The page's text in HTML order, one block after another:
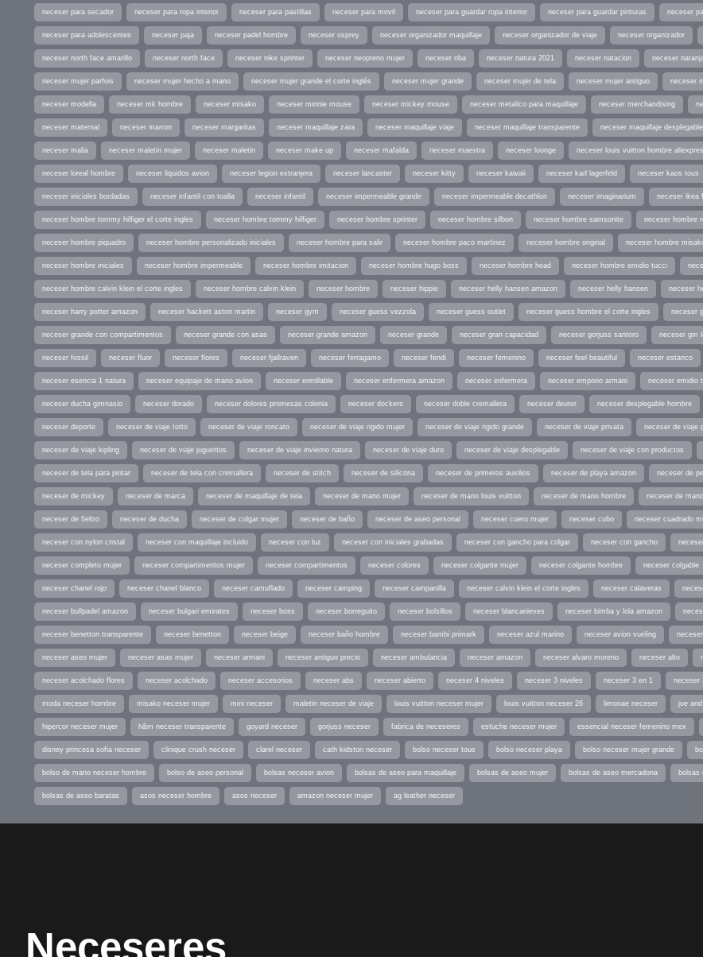
neceser para secador neceser para ropa interior neceser para pastillas neceser para movil neceser para guardar ropa interior neceser para guardar pinturas neceser
neceser para adolescentes neceser paja neceser padel hombre neceser osprey neceser organizador maquillaje neceser organizador de viaje neceser organizador
neceser north face amarillo neceser north face neceser nike sprinter neceser neopreno mujer neceser nba neceser natura 2021 neceser natacion neceser
neceser mujer parfois neceser mujer hecho a mano neceser mujer grande el corte inglés neceser mujer grande neceser mujer de tela neceser mujer antiguo neceser
neceser modella neceser mk hombre neceser misako neceser minnie mouse neceser mickey mouse neceser metalico para maquillaje neceser merchandising
neceser maternal neceser marron neceser margaritas neceser maquillaje zara neceser maquillaje viaje neceser maquillaje transparente neceser maquillaje desplegable
neceser malia neceser maletin mujer neceser maletin neceser make up neceser mafalda neceser maestra neceser lounge neceser louis vuitton hombre
neceser loreal hombre neceser liquidos avion neceser legion extranjera neceser lancaster neceser kitty neceser kawaii neceser karl lagerfeld neceser kaos tous
neceser iniciales bordadas neceser infantil con toalla neceser infantil neceser impermeable grande neceser impermeable decathlon neceser imaginarium neceser ikea
neceser hombre tommy hilfiger el corte ingles neceser hombre tommy hilfiger neceser hombre sprinter neceser hombre silbon neceser hombre samsonite neceser hombre
neceser hombre piquadro neceser hombre personalizado iniciales neceser hombre para salir neceser hombre paco martinez neceser hombre original neceser hombre
neceser hombre iniciales neceser hombre impermeable neceser hombre imitacion neceser hombre hugo boss neceser hombre head neceser hombre emidio tucci
neceser hombre calvin klein el corte ingles neceser hombre calvin klein neceser hombre neceser hippie neceser helly hansen amazon neceser helly hansen neceser
neceser harry potter amazon neceser hackett aston martin neceser gym neceser guess vezzola neceser guess outlet neceser guess hombre el corte ingles neceser
neceser grande con compartimentos neceser grande con asas neceser grande amazon neceser grande neceser gran capacidad neceser gorjuss santoro neceser gm
neceser fossil neceser fluor neceser flores neceser fjallraven neceser ferragamo neceser fendi neceser femenino neceser feel beautiful neceser estanco
neceser esencia 1 natura neceser equipaje de mano avion neceser enrollable neceser enfermera amazon neceser enfermera neceser emporio armani neceser emidio
neceser ducha gimnasio neceser dorado neceser dolores promesas colonia neceser dockers neceser doble cremallera neceser deuter neceser desplegable hombre
neceser deporte neceser de viaje totto neceser de viaje roncato neceser de viaje rigido mujer neceser de viaje rigido grande neceser de viaje privata neceser de viaje
neceser de viaje kipling neceser de viaje juguettos neceser de viaje invierno natura neceser de viaje duro neceser de viaje desplegable neceser de viaje con productos
neceser de tela para pintar neceser de tela con cremallera neceser de stitch neceser de silicona neceser de primeros auxilios neceser de playa amazon neceser de
neceser de mickey neceser de marca neceser de maquillaje de tela neceser de mano mujer neceser de mano louis vuitton neceser de mano hombre neceser de mano
neceser de fieltro neceser de ducha neceser de colgar mujer neceser de baño neceser de aseo personal neceser cuero mujer neceser cubo neceser cuadrado
neceser con nylon cristal neceser con maquillaje incluido neceser con luz neceser con iniciales grabadas neceser con gancho para colgar neceser con gancho
neceser completo mujer neceser compartimentos mujer neceser compartimentos neceser colores neceser colgante mujer neceser colgante hombre neceser colgable
neceser chanel rojo neceser chanel blanco neceser camuflado neceser camping neceser campanilla neceser calvin klein el corte ingles neceser calaveras
neceser bullpadel amazon neceser bulgari emirates neceser boss neceser borreguito neceser bolsillos neceser blancanieves neceser bimba y lola amazon
neceser benetton transparente neceser benetton neceser beige neceser baño hombre neceser bambi primark neceser azul marino neceser avion vueling
neceser aseo mujer neceser asas mujer neceser armani neceser antiguo precio neceser ambulancia neceser amazon neceser alvaro moreno neceser alto
neceser acolchado flores neceser acolchado neceser accesorios neceser abs neceser abierto neceser 4 niveles neceser 3 niveles neceser 3 en 1 neceser
moda neceser hombre misako neceser mujer mini neceser maletin neceser de viaje louis vuitton neceser mujer louis vuitton neceser 26 limonae neceser joe
hipercor neceser mujer h&m neceser transparente goyard neceser gorjuss neceser fabrica de neceseres estuche neceser mujer essencial neceser femenino mex
disney princesa sofia neceser clinique crush neceser clarel neceser cath kidston neceser bolso neceser tous bolso neceser playa bolso neceser mujer grande
bolso de mano neceser hombre bolso de aseo personal bolsas neceser avion bolsas de aseo para maquillaje bolsas de aseo mujer bolsas de aseo mercadona bolsas
bolsas de aseo baratas asos neceser hombre asos neceser amazon neceser mujer ag leather neceser
Neceseres